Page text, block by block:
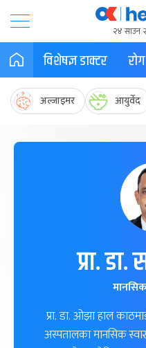
२४ साउन
विशेषज्ञ डाक्टर
अल्जाइमर आयुर्वेद
प्रा.
प्रा. डा. ओझा हाल
अस्पतालका मानसिक